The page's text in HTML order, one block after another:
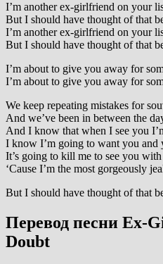
I’m another ex-girlfriend on your
But I should have thought of that
I’m another ex-girlfriend on your
But I should have thought of that
I’m about to give you away for
I’m about to give you away for
We keep repeating mistakes for
And we’ve been in between the
And I know that when I see you
I know I’m going to want you
It’s going to kill me to see you
‘Cause I’m the most gorgeously
But I should have thought of that
Перевод песни Ex-
Doubt